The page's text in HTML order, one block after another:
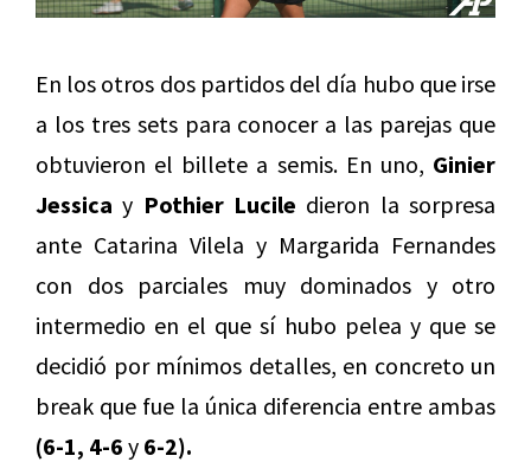
En los otros dos partidos del día hubo que irse
a los tres sets para conocer a las parejas que
obtuvieron el billete a semis. En uno, Ginier
Jessica y Pothier Lucile dieron la sorpresa
ante Catarina Vilela y Margarida Fernandes
con dos parciales muy dominados y otro
intermedio en el que sí hubo pelea y que se
decidió por mínimos detalles, en concreto un
break que fue la única diferencia entre ambas
(6-1, 4-6 y 6-2).